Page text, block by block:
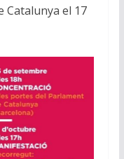
Catalunya el 17